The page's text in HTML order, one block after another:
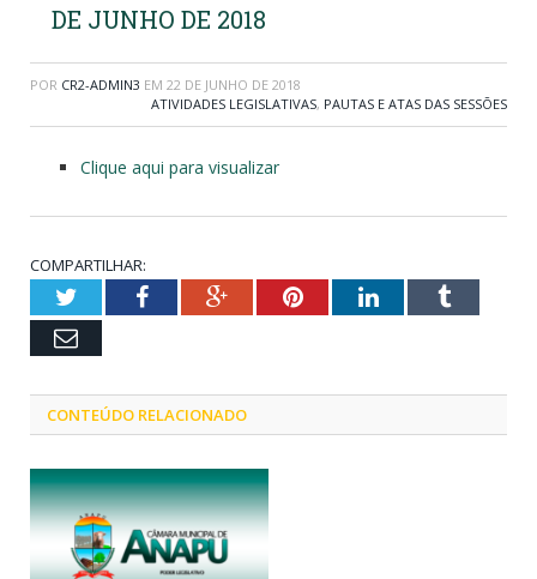
DE JUNHO DE 2018
POR CR2-ADMIN3 EM 22 DE JUNHO DE 2018
ATIVIDADES LEGISLATIVAS, PAUTAS E ATAS DAS SESSÕES
Clique aqui para visualizar
COMPARTILHAR:
TwitterFacebookGoogle+PinterestLinkedInTumblr
Email
CONTEÚDO RELACIONADO